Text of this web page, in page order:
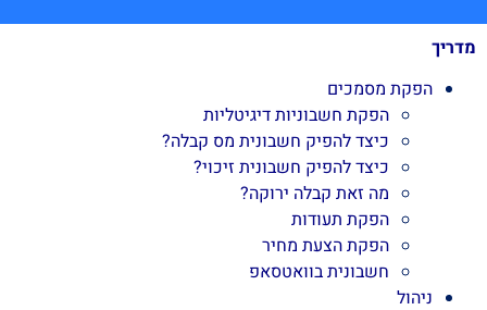
מדריך
הפקת מסמכים
הפקת חשבוניות דיגיטליות
כיצד להפיק חשבונית מס קבלה?
כיצד להפיק חשבונית זיכוי?
מה זאת קבלה ירוקה?
הפקת תעודות
הפקת הצעת מחיר
חשבונית בוואטסאפ
ניהול